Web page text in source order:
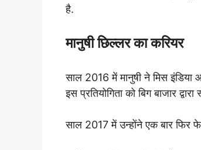
है.
मानुषी छिल्लर का करियर
साल 2016 में मानुषी ने मिस इंडिया
इस प्रतियोगिता को बिग बाजार
साल 2017 में उन्होंने एक बार फिर